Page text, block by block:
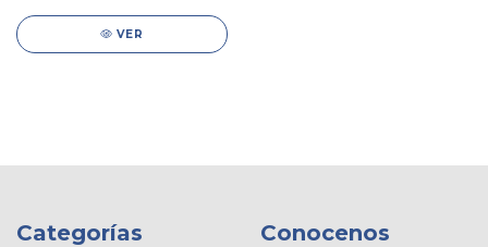
VER
Categorías Conocenos